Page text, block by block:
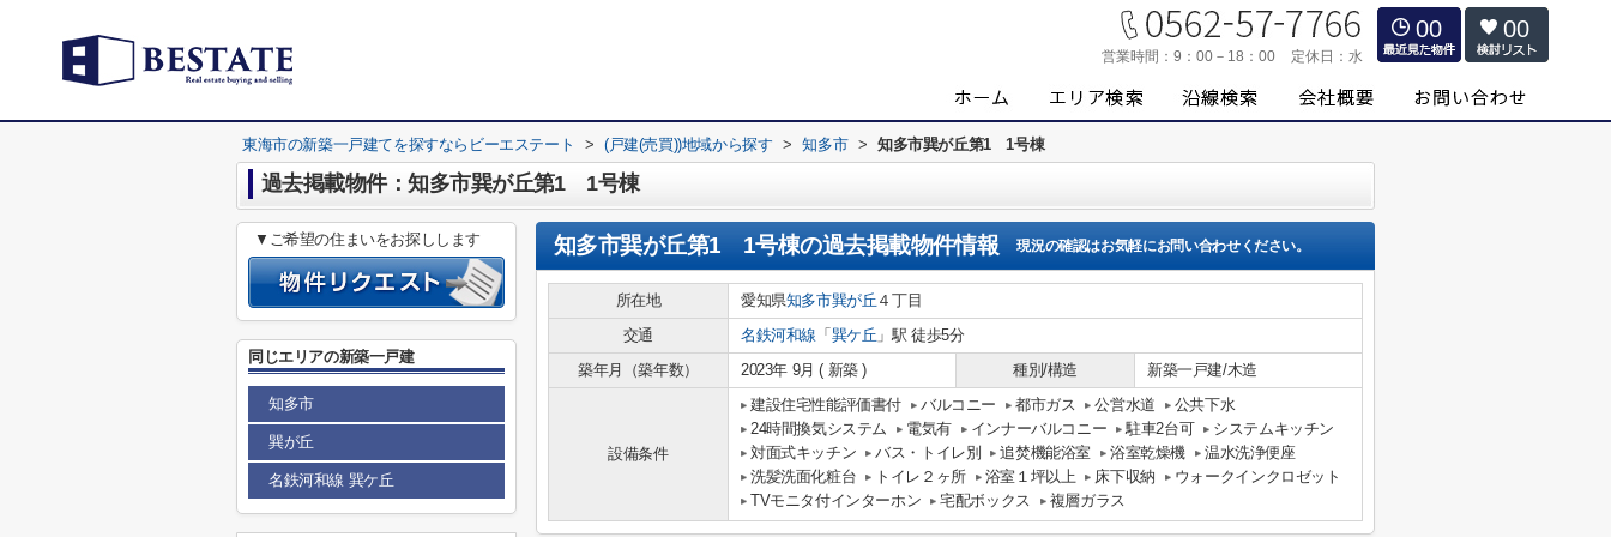
営業時間： 9：00－18：00 定休日： 水
00 00
東海市の新築一戸建てを探すならビーエステート > (戸建(売買))地域から探す > 知多市 > 知多市巽が丘第1 1号棟
過去掲載物件：知多市巽が丘第1 1号棟
知多市巽が丘第1 1号棟の過去掲載物件情報 現況の確認はお気軽にお問い合わせください。
所在地 愛知県知多市巽が丘 ４丁目
交通
名鉄河和線 「 巽ケ丘 」駅 徒歩5分
築年月（築年数）
2023年 9月 ( 新築 ) 種別/構造 新築一戸建/木造
設備条件
建設住宅性能評価書付 バルコニー 都市ガス 公営水道
公共下水
24時間換気システム
電気有 インナーバルコニー 駐車2台可
システムキッチン
対面式キッチン
バス・トイレ別 追焚機能浴室 浴室乾燥機
温水洗浄便座
洗髪洗面化粧台
トイレ２ヶ所 浴室１坪以上 床下収納
ウォークインクロゼット
TVモニタ付インターホン
宅配ボックス 複層ガラス
▼ご希望の住まいをお探しします
同じエリアの新築一戸建
知多市
巽が丘
名鉄河和線 巽ケ丘